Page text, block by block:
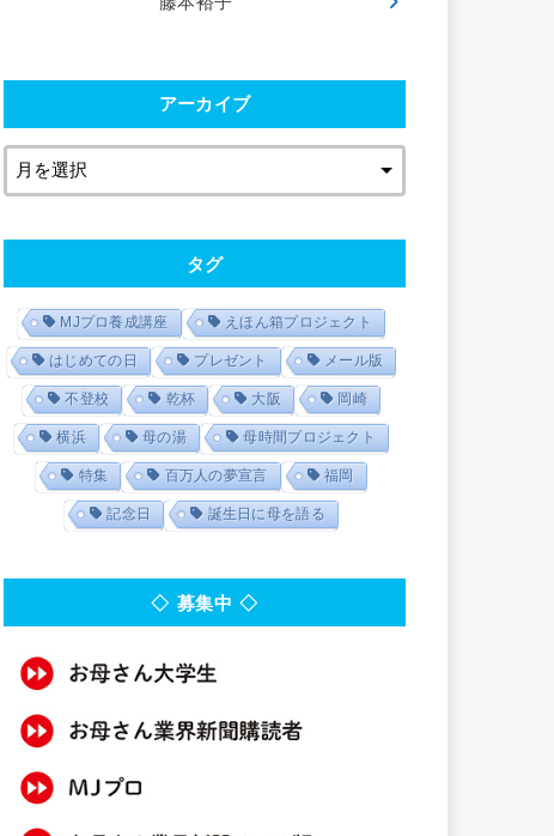
アーカイブ
タグ
MJプロ養成講座 えほん箱プロジェクト
はじめての日 プレゼント メール版
不登校 乾杯 大阪 岡崎
横浜 母の湯 母時間プロジェクト
特集 百万人の夢宣言 福岡
記念日 誕生日に母を語る
◇ 募集中 ◇